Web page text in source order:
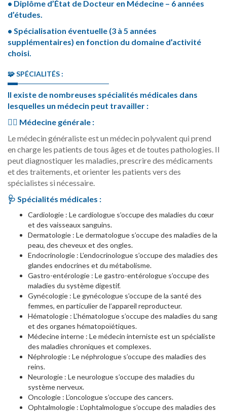
• Diplôme d’État de Docteur en Médecine – 6 années
d’études.
• Spécialisation éventuelle (3 à 5 années
supplémentaires) en fonction du domaine d’activité
choisi.
🧩 SPÉCIALITÉS :
Il existe de nombreuses spécialités médicales dans
lesquelles un médecin peut travailler :
👨‍⚕️ Médecine générale :
Le médecin généraliste est un médecin polyvalent qui prend
en charge les patients de tous âges et de toutes pathologies. Il
peut diagnostiquer les maladies, prescrire des médicaments
et des traitements, et orienter les patients vers des
spécialistes si nécessaire.
🩺 Spécialités médicales :
Cardiologie : Le cardiologue s’occupe des maladies du cœur
et des vaisseaux sanguins.
Dermatologie : Le dermatologue s’occupe des maladies de la
peau, des cheveux et des ongles.
Endocrinologie : L’endocrinologue s’occupe des maladies des
glandes endocrines et du métabolisme.
Gastro-entérologie : Le gastro-entérologue s’occupe des
maladies du système digestif.
Gynécologie : Le gynécologue s’occupe de la santé des
femmes, en particulier de l’appareil reproducteur.
Hématologie : L’hématologue s’occupe des maladies du sang
et des organes hématopoïétiques.
Médecine interne : Le médecin interniste est un spécialiste
des maladies chroniques et complexes.
Néphrologie : Le néphrologue s’occupe des maladies des
reins.
Neurologie : Le neurologue s’occupe des maladies du
système nerveux.
Oncologie : L’oncologue s’occupe des cancers.
Ophtalmologie : L’ophtalmologue s’occupe des maladies des